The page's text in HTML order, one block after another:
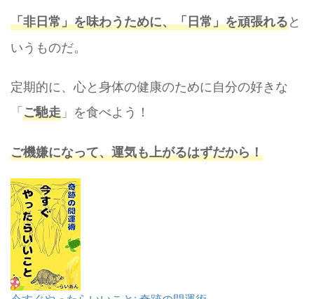
「非日常」を味わうために、「日常」を頑張れると
いうものだ。
定期的に、心と身体の健康のために自分の好きな
「ご馳走 」を食べよう！
ご機嫌になって、運気も上がるはずだから！